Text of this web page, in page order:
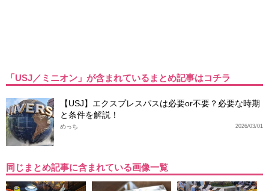
「USJ／ミニオン」が含まれているまとめ記事はコチラ
【USJ】エクスプレスパスは必要or不要？必要な時期
と条件を解説！
2026/03/01
めっち
同じまとめ記事に含まれている画像一覧